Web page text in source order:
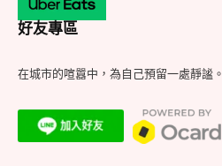
好友專區
在城市的喧囂中，為自己預留一處靜謐。